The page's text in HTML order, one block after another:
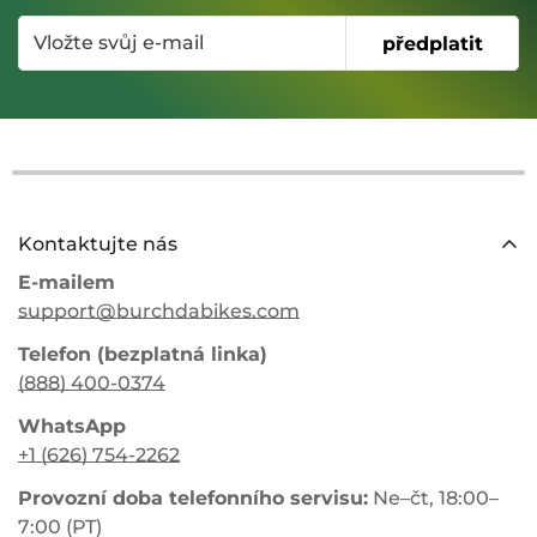
vzdálenosti, nerovný terén nebo stálé stoupání.
Před jízdou si ověřte místní pravidla pro jízdu na
stezkách. Tam, kde jsou elektrokola povolena,
měkkým nebo blátivým stezkám, které by mohly
předplatit
Kontaktujte nás
E-mailem
support@burchdabikes.com
Telefon (bezplatná linka)
(888) 400-0374
WhatsApp
+1 (626) 754-2262
Provozní doba telefonního servisu: Ne–čt, 18:00–
7:00 (PT)